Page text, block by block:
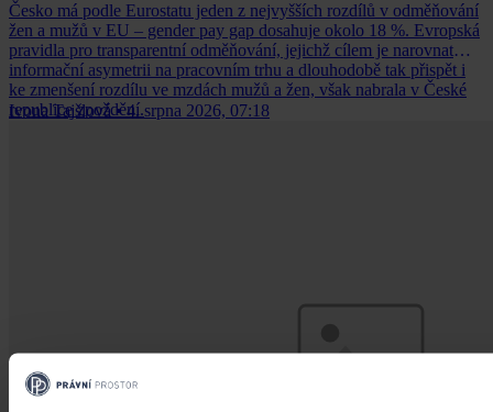
Česko má podle Eurostatu jeden z nejvyšších rozdílů v odměňování
žen a mužů v EU – gender pay gap dosahuje okolo 18 %. Evropská
pravidla pro transparentní odměňování, jejichž cílem je narovnat
informační asymetrii na pracovním trhu a dlouhodobě tak přispět i
ke zmenšení rozdílu ve mzdách mužů a žen, však nabrala v České
republice zpoždění.
Ivona Tajšlová • 4. srpna 2026, 07:18